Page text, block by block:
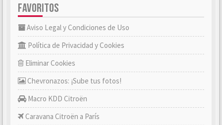
FAVORITOS
Aviso Legal y Condiciones de Uso
Política de Privacidad y Cookies
Eliminar Cookies
Chevronazos: ¡Sube tus fotos!
Macro KDD Citroën
Caravana Citroën a París